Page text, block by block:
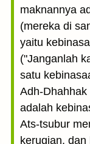
maknannya
(mereka di
yaitu
("Janganlah
satu
Adh-
adalah
Ats-tsubur
kerugian,